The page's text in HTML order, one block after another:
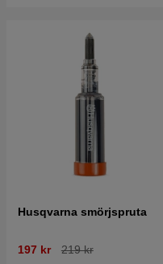
Husqvarna smörjspruta
197 kr 219 kr